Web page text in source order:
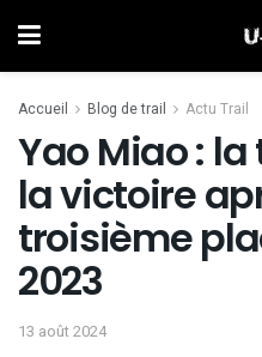
Accueil Blog de trail Actu Trail
Yao Miao :
la victoire
troisième
2023
13 août 2024